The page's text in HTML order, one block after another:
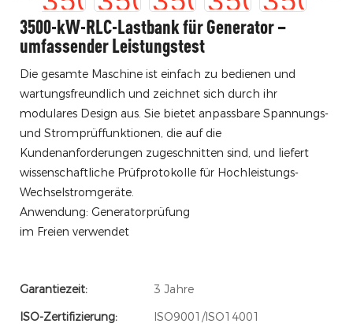
3500-kW-RLC-Lastbank für Generator –
umfassender Leistungstest
Die gesamte Maschine ist einfach zu bedienen und
wartungsfreundlich und zeichnet sich durch ihr
modulares Design aus. Sie bietet anpassbare Spannungs-
und Stromprüffunktionen, die auf die
Kundenanforderungen zugeschnitten sind, und liefert
wissenschaftliche Prüfprotokolle für Hochleistungs-
Wechselstromgeräte.
Anwendung: Generatorprüfung
im Freien verwendet
Garantiezeit:
3 Jahre
ISO-Zertifizierung:
ISO9001/ISO14001